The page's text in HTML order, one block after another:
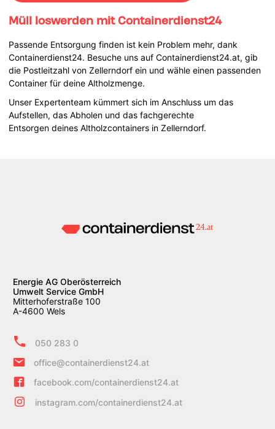
Müll loswerden mit Containerdienst24
Passende Entsorgung finden ist kein Problem mehr, dank
Containerdienst24. Besuche uns auf Containerdienst24.at, gib
die Postleitzahl von Zellerndorf ein und wähle einen passenden
Container für deine Altholzmenge.
Unser Expertenteam kümmert sich im Anschluss um das
Aufstellen, das Abholen und das fachgerechte
Entsorgen deines Altholzcontainers in Zellerndorf.
Energie AG Oberösterreich
Umwelt Service GmbH
Mitterhoferstraße 100
A-4600 Wels
050 283 0
office@containerdienst24.at
facebook.com/containerdienst24.at
instagram.com/containerdienst24.at